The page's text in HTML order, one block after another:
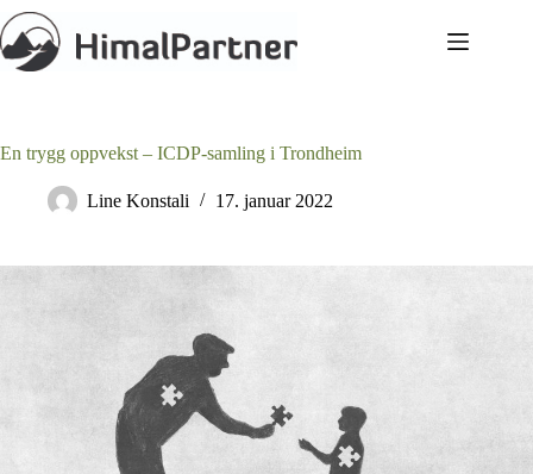
Hopp
til
innholdet
En trygg oppvekst – ICDP-samling i Trondheim
Line Konstali 17. januar 2022